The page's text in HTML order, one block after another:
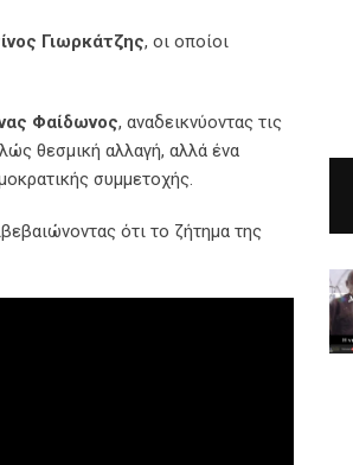
Γιωρκάτζης, οι οποίοι
Φαίδωνος, αναδεικνύοντας τις
θεσμική αλλαγή, αλλά ένα
συμμετοχής.
ότι το ζήτημα της